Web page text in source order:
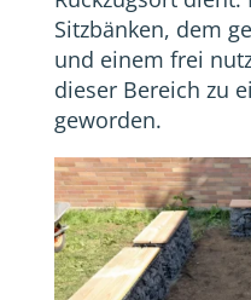
Sitzbänken, dem
und einem frei
dieser Bereich zu
geworden.